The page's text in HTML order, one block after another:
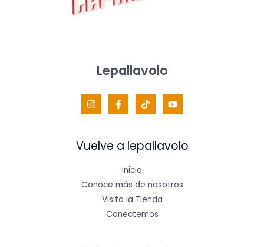
Lepallavolo
Vuelve a lepallavolo
Inicio
Conoce más de nosotros
Visita la Tienda
Conectemos